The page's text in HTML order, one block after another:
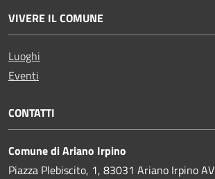
VIVERE IL COMUNE
Luoghi
Eventi
CONTATTI
Comune di Ariano Irpino
Piazza Plebiscito, 1, 83031 Ariano Irpino AV